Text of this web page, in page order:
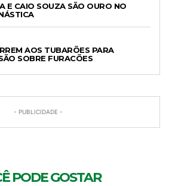
E CAIO SOUZA SÃO OURO NO
AOS TUBARÕES PARA
SOBRE FURACÕES
- PUBLICIDADE -
PODE GOSTAR